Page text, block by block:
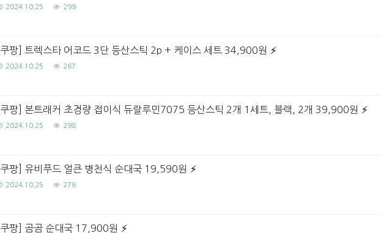
2024.10.25 299
[쿠팡] 트렉스타 어코드 3단 등산스틱 2p + 케이스 세트 34,900원
2024.10.25 267
[쿠팡] 본트래커 초경량 접이식 듀랄루민7075 등산스틱 2개 1세트, 블랙, 2개 39,900원
2024.10.25 298
[쿠팡] 유비푸드 얼큰 병천식 순대국 19,590원
2024.10.25 276
[쿠팡] 곰곰 순대국 17,900원